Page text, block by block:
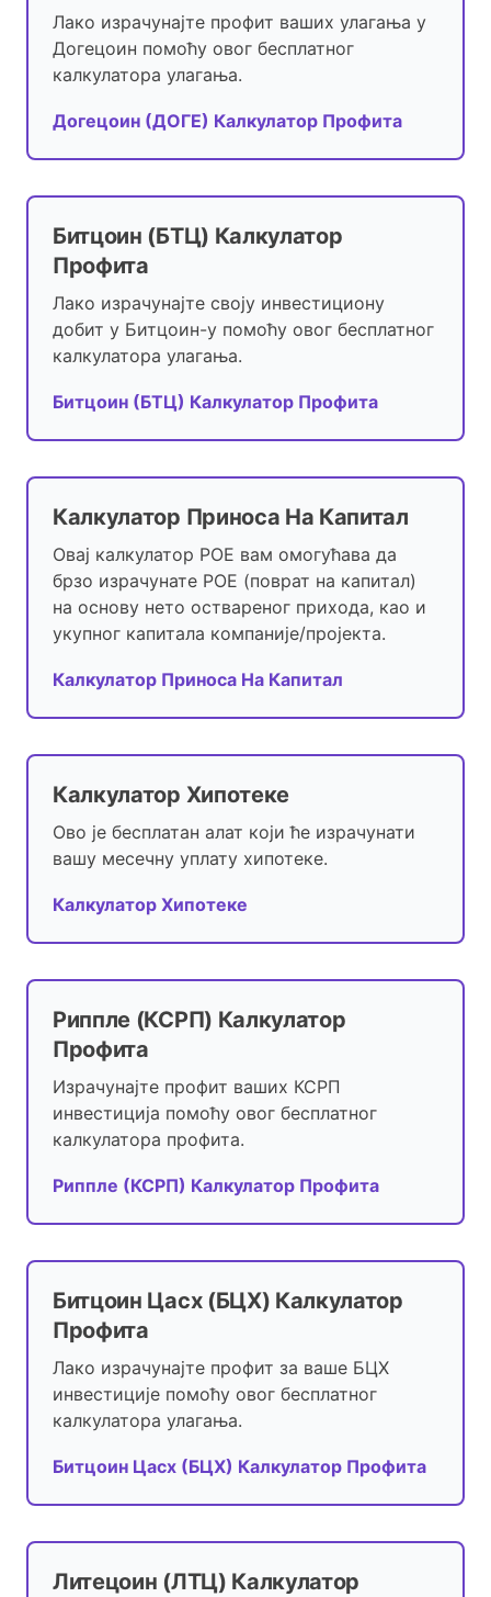
Лако израчунајте профит ваших улагања у
Догецоин помоћу овог бесплатног
калкулатора улагања.
Догецоин (ДОГЕ) Калкулатор Профита
Битцоин (БТЦ) Калкулатор
Профита
Лако израчунајте своју инвестициону
добит у Битцоин-у помоћу овог бесплатног
калкулатора улагања.
Битцоин (БТЦ) Калкулатор Профита
Калкулатор Приноса На Капитал
Овај калкулатор РОЕ вам омогућава да
брзо израчунате РОЕ (поврат на капитал)
на основу нето оствареног прихода, као и
укупног капитала компаније/пројекта.
Калкулатор Приноса На Капитал
Калкулатор Хипотеке
Ово је бесплатан алат који ће израчунати
вашу месечну уплату хипотеке.
Калкулатор Хипотеке
Риппле (КСРП) Калкулатор
Профита
Израчунајте профит ваших КСРП
инвестиција помоћу овог бесплатног
калкулатора профита.
Риппле (КСРП) Калкулатор Профита
Битцоин Цасх (БЦХ) Калкулатор
Профита
Лако израчунајте профит за ваше БЦХ
инвестиције помоћу овог бесплатног
калкулатора улагања.
Битцоин Цасх (БЦХ) Калкулатор Профита
Литецоин (ЛТЦ) Калкулатор